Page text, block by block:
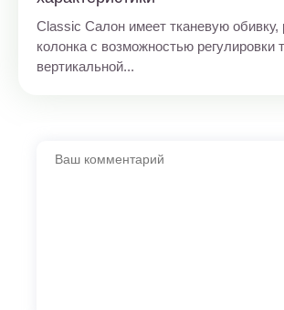
Classic Салон имеет тканевую обивку,
колонка с возможностью регулировки
вертикальной...